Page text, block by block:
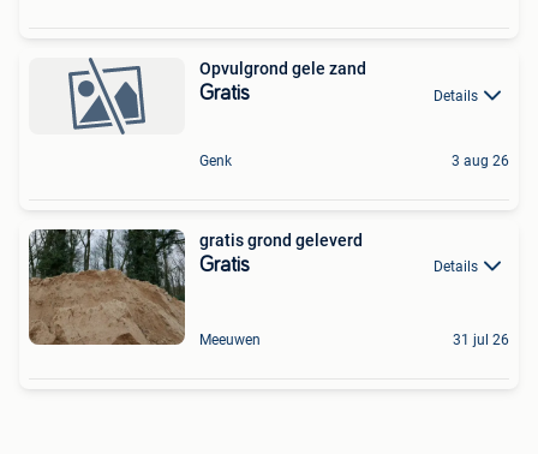
Opvulgrond gele zand
Gratis Details
Genk 3 aug 26
gratis grond geleverd
Gratis Details
Meeuwen 31 jul 26